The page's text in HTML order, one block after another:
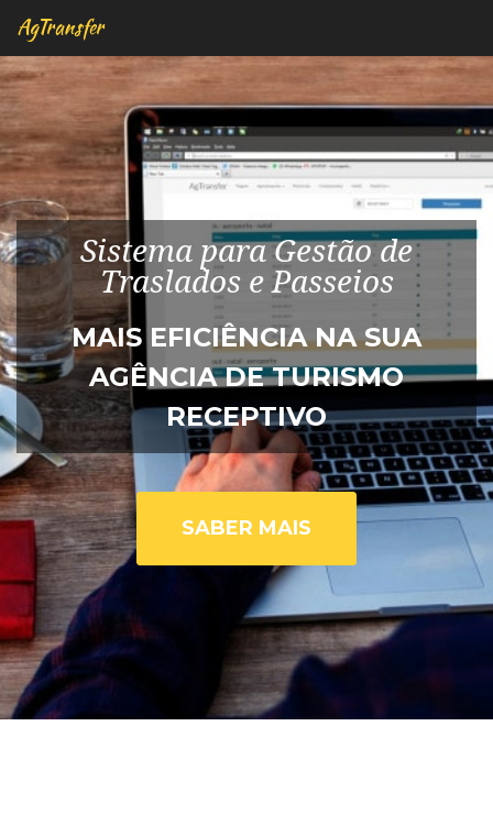
AgTransfer
Sistema para Gestão de
Traslados e Passeios
MAIS EFICIÊNCIA NA SUA
AGÊNCIA DE TURISMO
RECEPTIVO
SABER MAIS